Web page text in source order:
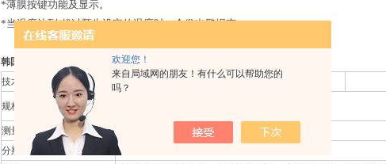
欢迎您！
来自局域网的朋友！有什么可以帮助您的
吗？
*薄膜按键功能及显示。
*当温度达到/超过预先设定的温度时，会发出警报声。
韩国进口便携多功能温度计大韩设备经销价
技术参数
规格 型号
测量范围
-50℃ ~ +300℃ 或 -58℉ ~ +572℉
分辨率
0.1°在-19.9°~+199.9°范围内，否则1°